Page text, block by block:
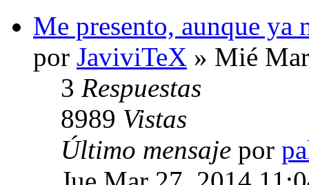
Me presento, aunque ya
por JaviviTeX » Mié
3 Respuestas
8989 Vistas
Último mensaje por